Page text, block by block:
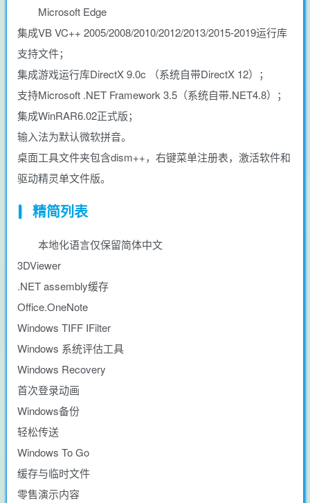
Microsoft Edge
集成VB VC++ 2005/2008/2010/2012/2013/2015-2019运行库
支持文件；
集成游戏运行库DirectX 9.0c （系统自带DirectX 12）；
支持Microsoft .NET Framework 3.5（系统自带.NET4.8）；
集成WinRAR6.02正式版；
输入法为默认微软拼音。
桌面工具文件夹包含dism++，右键菜单注册表，激活软件和
驱动精灵单文件版。
精简列表
本地化语言仅保留简体中文
3DViewer
.NET assembly缓存
Office.OneNote
Windows TIFF IFilter
Windows 系统评估工具
Windows Recovery
首次登录动画
Windows备份
轻松传送
Windows To Go
缓存与临时文件
零售演示内容